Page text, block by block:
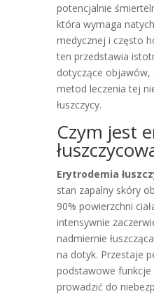
potencjalnie
która wymaga
medycznej i często
ten przedstawia
dotyczące objawów,
metod leczenia tej
łuszczycy.
Czym jest
Erytrodemia
stan zapalny skóry
90% powierzchni
intensywnie
nadmiernie
na dotyk. Przestaje
podstawowe
prowadzić do